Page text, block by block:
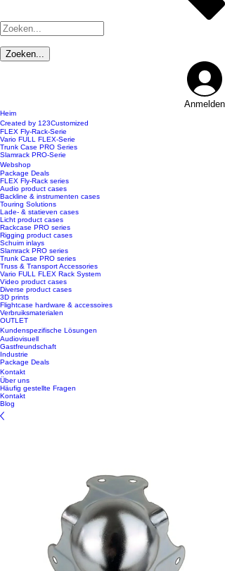
Anmelden
Heim
Created by 123Customized
FLEX Fly-Rack-Serie
Vario FULL FLEX-Serie
Trunk Case PRO Series
Slamrack PRO-Serie
Webshop
Package Deals
FLEX Fly-Rack series
Audio product cases
Backline & instrumenten cases
Touring Solutions
Lade- & statieven cases
Licht product cases
Rackcase PRO series
Rigging product cases
Schuim inlays
Slamrack PRO series
Trunk Case PRO series
Truss & Transport Accessories
Vario FULL FLEX Rack System
Video product cases
Diverse product cases
3D prints
Flightcase hardware & accessoires
Verbruiksmaterialen
OUTLET
Kundenspezifische Lösungen
Audiovisuell
Gastfreundschaft
Industrie
Package Deals
Kontakt
Über uns
Häufig gestellte Fragen
Kontakt
Blog